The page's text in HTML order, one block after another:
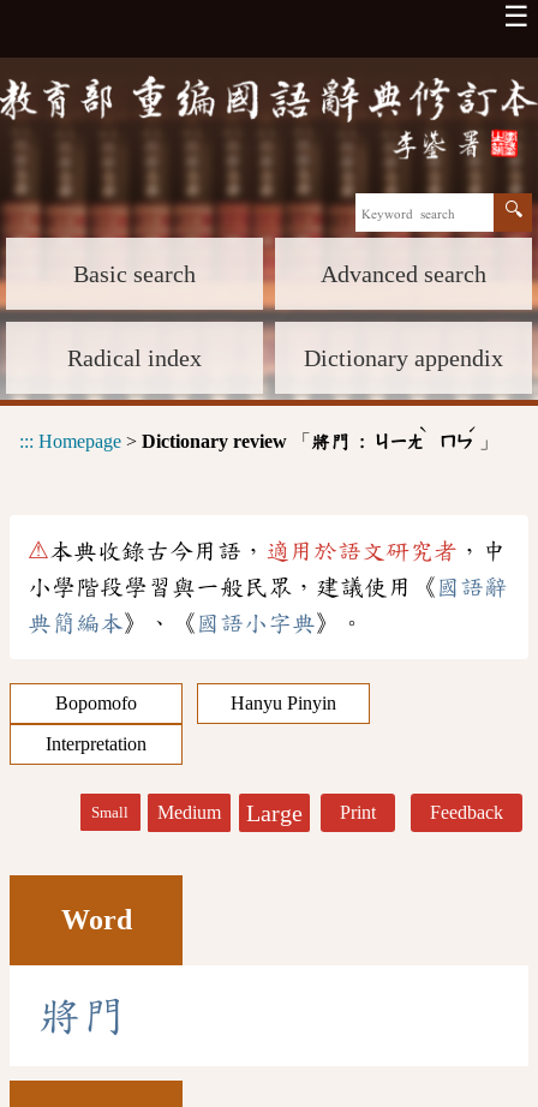
☰
Basic search Advanced search
Radical index Dictionary appendix
::: Homepage > Dictionary review 「 將門 : ㄐㄧㄤ
ˋ
ㄇㄣ
ˊ
」
⚠本典收錄古今用語， 適用於語文研究者 ，中
小學階段學習與一般民眾，建議使用《 國語辭
典簡編本》、《 國語小字典》。
Bopomofo
Hanyu Pinyin
Interpretation
Small Medium Large Print Feedback
Word
將 門